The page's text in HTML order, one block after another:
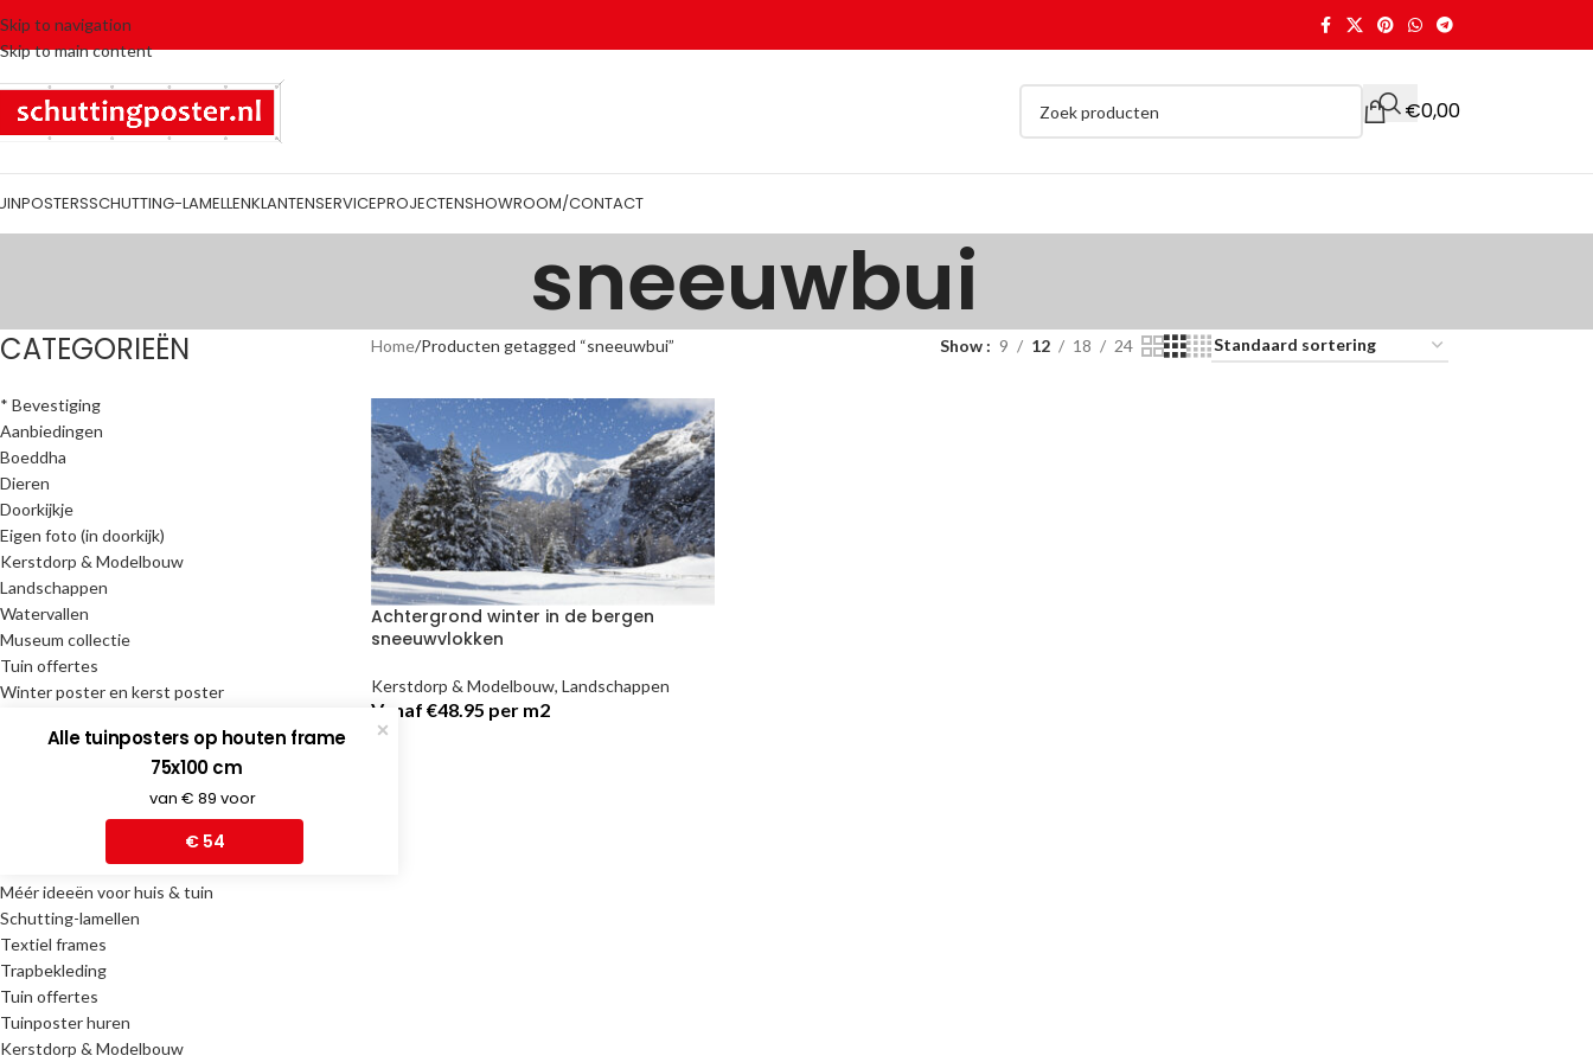
Skip to navigation
Skip to main content
€0,00
SCHUTTING-LAMELLENKLANTENSERVICEPROJECTENSHOWROOM/CONTACT
sneeuwbui
CATEGORIEËN
* Bevestiging
Aanbiedingen
Boeddha
Dieren
Doorkijkje
Eigen foto (in doorkijk)
Kerstdorp & Modelbouw
Landschappen
Watervallen
Museum collectie
Tuin offertes
Winter poster en kerst poster
MÉÉR IDEEËN VOOR HUIS
Méér ideeën voor huis & tuin
Schutting-lamellen
Textiel frames
Trapbekleding
Tuin offertes
Tuinposter huren
Kerstdorp & Modelbouw
Home Producten getagged “sneeuwbui” Show 9 12 18 24
Achtergrond winter in de bergen
sneeuwvlokken
Kerstdorp & Modelbouw, Landschappen
Vanaf €48.95 per m2
Facebook
Alle tuinposters op houten frame
75x100 cm
van € 89 voor
€ 54